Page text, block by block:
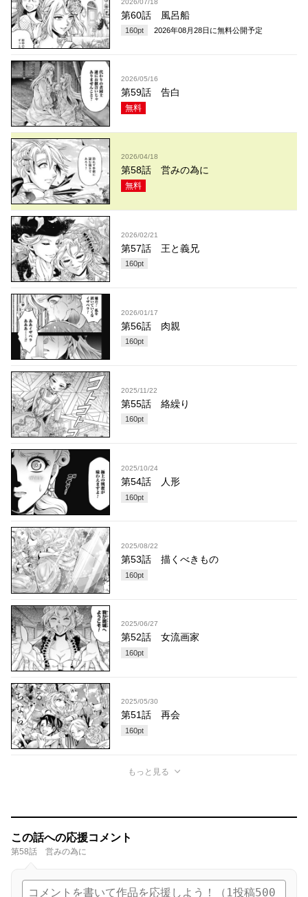
2026/07/18
第60話 風呂船
160pt 2026年08月28日 に無料公開予定
2026/05/16
第59話 告白
無料
2026/04/18
第58話 営みの為に
無料
2026/02/21
第57話 王と義兄
160pt
2026/01/17
第56話 肉親
160pt
2025/11/22
第55話 絡繰り
160pt
2025/10/24
第54話 人形
160pt
2025/08/22
第53話 描くべきもの
160pt
2025/06/27
第52話 女流画家
160pt
2025/05/30
第51話 再会
160pt
もっと見る
この話への応援コメント
第58話 営みの為に